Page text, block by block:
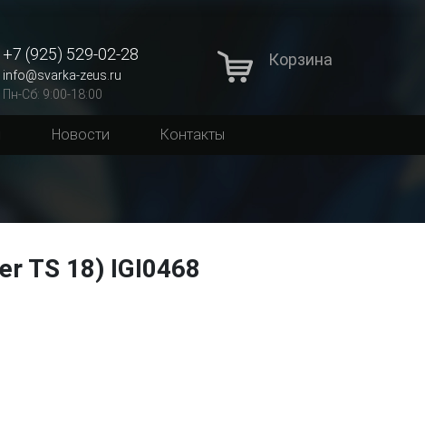
+7 (925) 529-02-28
info@svarka-zeus.ru
Пн-Сб: 9:00-18:00
Корзина
Новости Контакты
TS 18) IGI0468